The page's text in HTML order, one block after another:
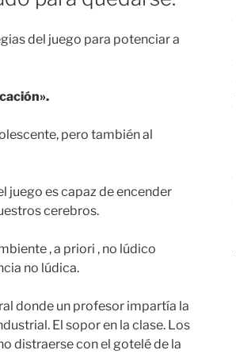
del juego para potenciar a
pero también al
juego es capaz de encender
cerebros.
, a priori , no lúdico
no lúdica.
donde un profesor impartía la
El sopor en la clase. Los
distraerse con el gotelé de la